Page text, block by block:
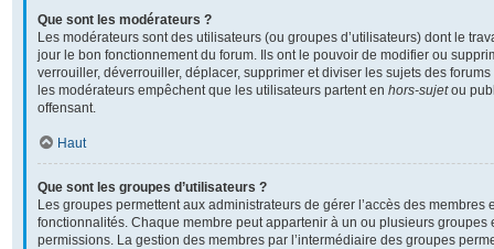
Que sont les modérateurs ?
Les modérateurs sont des utilisateurs (ou groupes d’utilisateurs) dont le
jour le bon fonctionnement du forum. Ils ont le pouvoir de modifier ou
verrouiller, déverrouiller, déplacer, supprimer et diviser les sujets des
les modérateurs empêchent que les utilisateurs partent en hors-sujetou
offensant.
Haut
Que sont les groupes d’utilisateurs ?
Les groupes permettent aux administrateurs de gérer l’accès des membres
fonctionnalités. Chaque membre peut appartenir à un ou plusieurs groupes
permissions. La gestion des membres par l’intermédiaire des groupes